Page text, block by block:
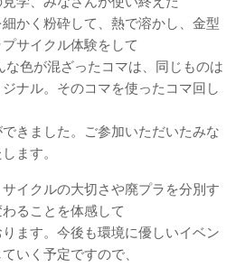
かく粉砕して、熱で溶かし、金型
サイクル体験をして
な色が混ざったコマは、同じものは
ナル。そのコマを使ったコマ回し
きました。ご参加いただいたみな
ます。
イクルの大切さや廃プラを分別す
ることを体感して
ます。今後も環境に優しいイベン
いく予定ですので、